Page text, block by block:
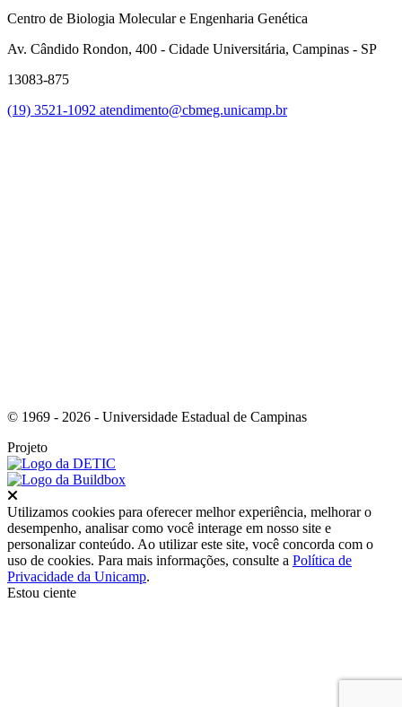
Centro de Biologia Molecular e Engenharia Genética
Av. Cândido Rondon, 400 - Cidade Universitária, Campinas - SP
13083-875
(19) 3521-1092 atendimento@cbmeg.unicamp.br
© 1969 - 2026 - Universidade Estadual de Campinas
Projeto
Utilizamos cookies para oferecer melhor experiência, melhorar o
desempenho, analisar como você interage em nosso site e
personalizar conteúdo. Ao utilizar este site, você concorda com o
uso de cookies. Para mais informações, consulte a Política de
Privacidade da Unicamp.
Estou ciente